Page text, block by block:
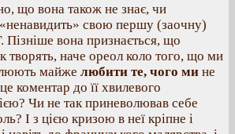
що вона також не знає, чи
свою першу (заочну)
Пізніше вона признається, що
творять, наче ореол коло того, що ми
майже любити те, чого ми не
коментар до її хвилевого
Чи не так приневолював себе
І з цією кризою в неї кріпне і